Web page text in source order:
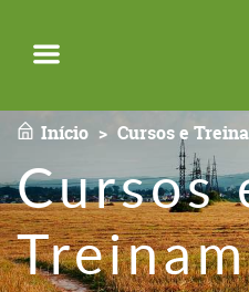
Início Cursos e
Cursos